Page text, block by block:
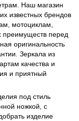
Наш магазин
известных брендов
мотоциклам,
преимуществ перед
оригинальность
Зеркала из
качества и
и приятный
под стиль
ножкой, с
изделие